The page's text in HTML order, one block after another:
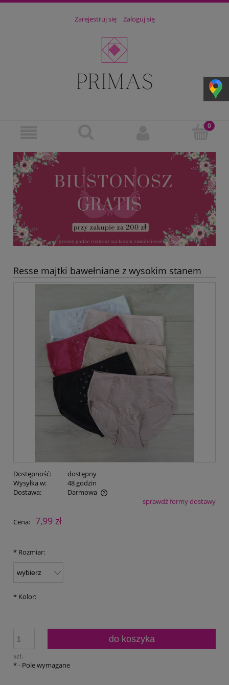
Zarejestruj się Zaloguj się
Resse majtki bawełniane z wysokim stanem
Dostępność:
dostępny
Wysyłka w:
48 godzin
Dostawa:
Darmowa
Cena nie zawiera ewentualnych kosztów płatnościsprawdź formy dostawy
Cena: 7,99 zł
* Rozmiar:
* Kolor:
szt.
do koszyka
*- Pole wymagane